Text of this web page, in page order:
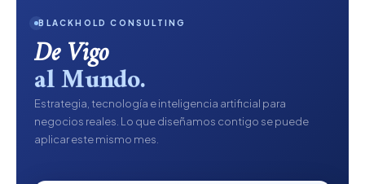
BLACKHOLD CONSULTING
De Vigo
al Mundo.
Estrategia, tecnología e inteligencia artificial para
negocios reales. Lo que diseñamos contigo se puede
aplicar este mismo mes.